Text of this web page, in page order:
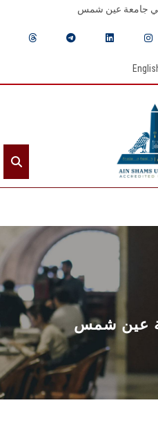
في جامعة عين شمس
الرئيسيـة
عن الجامعة
القطاعـات
الشئون الأكاديمية
البحث العلمي
عين شمس